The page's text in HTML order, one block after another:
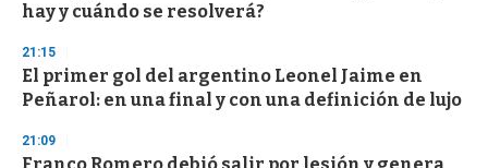
hay y cuándo se resolverá?
21:15
El primer gol del argentino Leonel Jaime en
Peñarol: en una final y con una definición de lujo
21:09